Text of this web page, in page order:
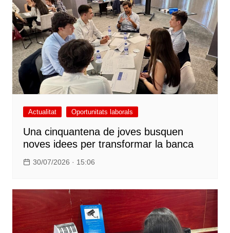
Actualitat Oportunitats laborals
Una cinquantena de joves busquen
noves idees per transformar la banca
30/07/2026 · 15:06